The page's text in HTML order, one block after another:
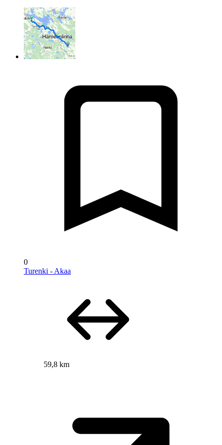
0
Turenki - Akaa
59,8 km